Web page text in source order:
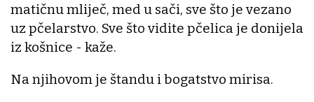
matičnu mliječ, med u sači, sve što je vezano
uz pčelarstvo. Sve što vidite pčelica je donijela
iz košnice - kaže.
Na njihovom je štandu i bogatstvo mirisa.